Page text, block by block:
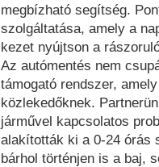
megbízható segítség.
szolgáltatása, amely a
kezet nyújtson a
Az autómentés nem
támogató rendszer,
közlekedőknek.
járművel kapcsolatos
alakították ki a 0-24 órás
bárhol történjen is a baj,